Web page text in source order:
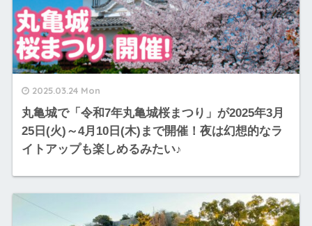
2025.03.24 Mon
丸亀城で「令和7年丸亀城桜まつり」が2025年3月
25日(火)～4月10日(木)まで開催！夜は幻想的なラ
イトアップも楽しめるみたい♪